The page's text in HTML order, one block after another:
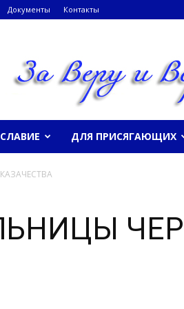
Документы Контакты
ДЛЯ ПРИСЯГАЮЩИХ